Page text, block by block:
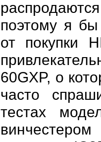
поэтому я бы
от покупки
60GXP, о
часто
тестах